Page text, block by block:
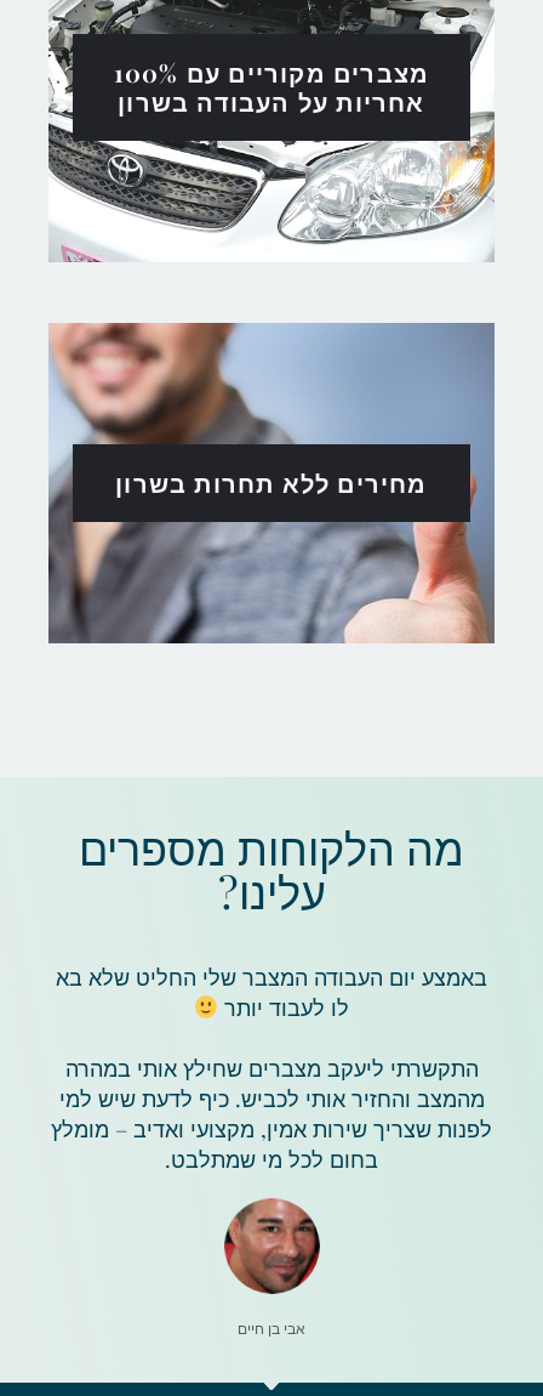
מצברים מקוריים עם 100%
אחריות על העבודה בשרון
מחירים ללא תחרות בשרון
מה הלקוחות מספרים
עלינו?
באמצע יום העבודה המצבר שלי החליט שלא בא
לו לעבוד יותר
התקשרתי ליעקב מצברים שחילץ אותי במהרה
מהמצב והחזיר אותי לכביש. כיף לדעת שיש למי
לפנות שצריך שירות אמין, מקצועי ואדיב – מומלץ
בחום לכל מי שמתלבט.
אבי בן חיים